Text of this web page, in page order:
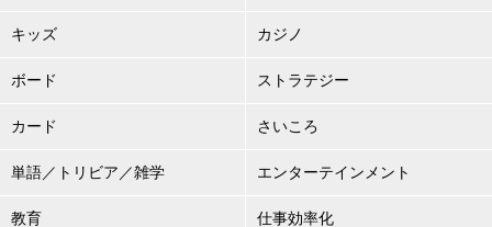
キッズ カジノ
ボード ストラテジー
カード さいころ
単語／トリビア／雑学 エンターテインメント
教育 仕事効率化